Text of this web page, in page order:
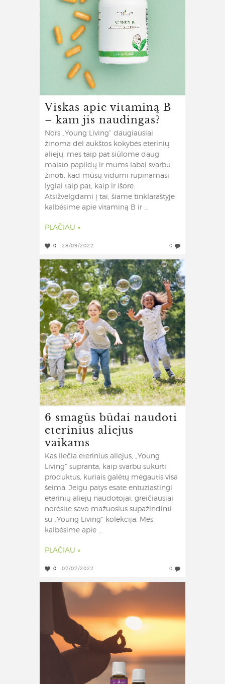
Viskas apie vitaminą B
– kam jis naudingas?
Nors „Young Living“ daugiausiai
žinoma dėl aukštos kokybės eterinių
aliejų, mes taip pat siūlome daug
maisto papildų ir mums labai svarbu
žinoti, kad mūsų vidumi rūpinamasi
lygiai taip pat, kaip ir išore.
Atsižvelgdami į tai, šiame tinklaraštyje
kalbėsime apie vitaminą B ir ...
PLAČIAU »
0 28/09/2022 0
6 smagūs būdai naudoti
eterinius aliejus
vaikams
Kas liečia eterinius aliejus, „Young
Living“ supranta, kaip svarbu sukurti
produktus, kuriais galėtų mėgautis visa
šeima. Jeigu patys esate entuziastingi
eterinių aliejų naudotojai, greičiausiai
norėsite savo mažuosius supažindinti
su „Young Living“ kolekcija. Mes
kalbėsime apie ...
PLAČIAU »
0 07/07/2022 0